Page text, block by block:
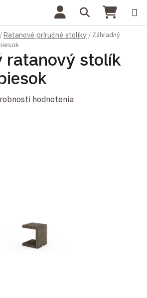
Hľadať
/Ratanové príručné stolíky / Záhradný
ratanový stolík
je 0,0 z 5 hviezdičiek.
hodnotenia